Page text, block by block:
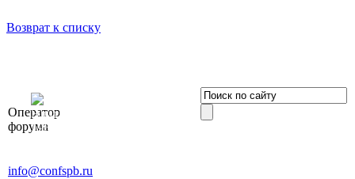
Возврат к списку
Оператор
форума
Элит»
196191, г. Санкт-Петербург,
info@confspb.ru